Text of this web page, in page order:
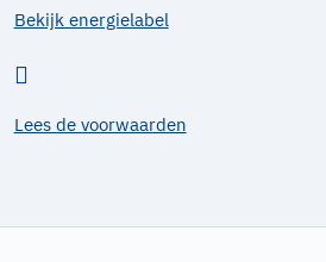
Bekijk energielabel
Lees de voorwaarden